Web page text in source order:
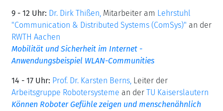
9 - 12 Uhr: Dr. Dirk Thißen, Mitarbeiter am Lehrstuhl
"Communication & Distributed Systems (ComSys)" an der
RWTH Aachen
Mobilität und Sicherheit im Internet -
Anwendungsbeispiel WLAN-Communities
14 - 17 Uhr: Prof. Dr. Karsten Berns, Leiter der
Arbeitsgruppe Robotersysteme an der TU Kaiserslautern
Können Roboter Gefühle zeigen und menschenähnlich